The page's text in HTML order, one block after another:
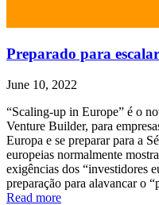
Preparado para
June 10, 2022
“Scaling-up in Europe” é o
Venture Builder, para
Europa e se preparar para a
europeias normalmente
exigências dos “investidores
preparação para alavancar o
Read more